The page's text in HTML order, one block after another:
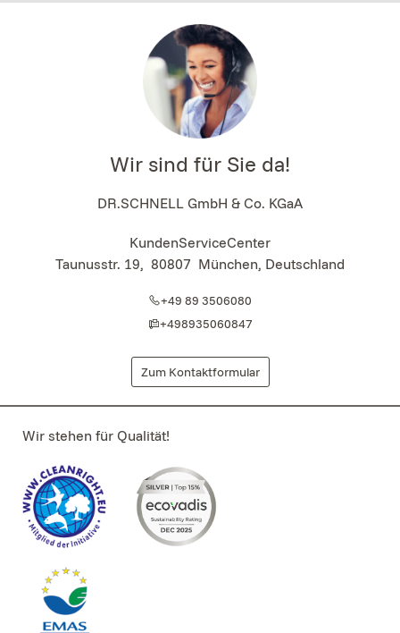
Wir sind für Sie da!
DR.SCHNELL GmbH & Co. KGaA
KundenServiceCenter
Taunusstr. 19, 80807 München, Deutschland
+49 89 3506080
+498935060847
Zum Kontaktformular
Wir stehen für Qualität!